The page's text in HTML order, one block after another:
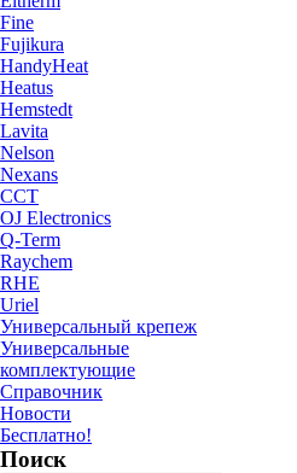
Fine
Fujikura
HandyHeat
Heatus
Hemstedt
Lavita
Nelson
Nexans
ССТ
OJ Electronics
Q-Term
Raychem
RHE
Uriel
Универсальный крепеж
Универсальные
комплектующие
Справочник
Новости
Бесплатно!
Поиск